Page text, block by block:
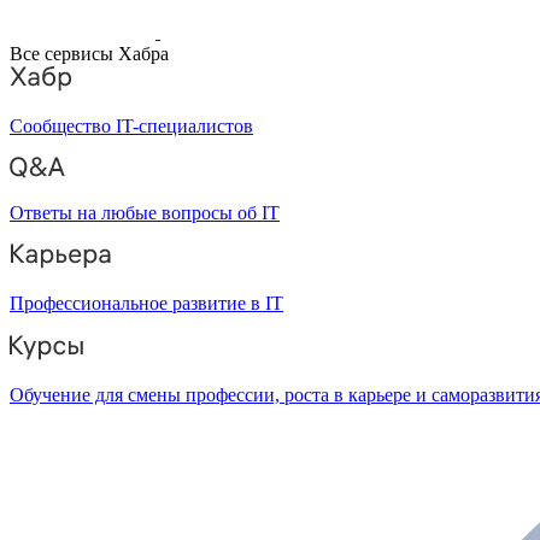
Все сервисы Хабра
Сообщество IT-специалистов
Ответы на любые вопросы об IT
Профессиональное развитие в IT
Обучение для смены профессии, роста в карьере и